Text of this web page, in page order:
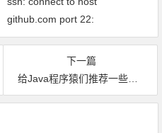
github.com port 22:
Connection timed out fatal: xxx
下一篇
给Java程序猿们推荐一些值得一看的好书